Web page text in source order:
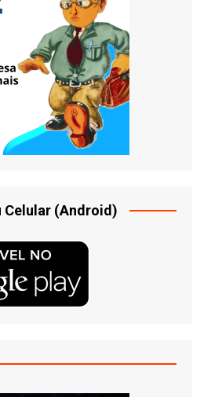
Celular (Android)